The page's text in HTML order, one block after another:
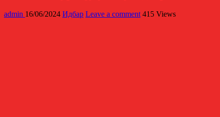
admin 16/06/2024 Идбар Leave a comment 415 Views